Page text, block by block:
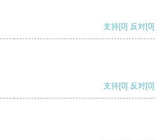
支持[0] 反对[0]
支持[0] 反对[0]